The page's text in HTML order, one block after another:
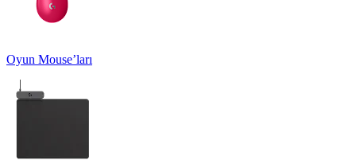
Oyun Mouse’ları